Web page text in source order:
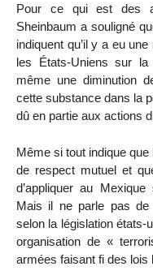
Pour ce qui est des
Sheinbaum a souligné
indiquent qu’il y a eu
les États-Uniens sur
même une diminution
cette substance dans la
dû en partie aux actions
Même si tout indique que
de respect mutuel et
d’appliquer au
Mais il ne parle pas de
selon la législation états-
organisation de «
armées faisant fi des lois